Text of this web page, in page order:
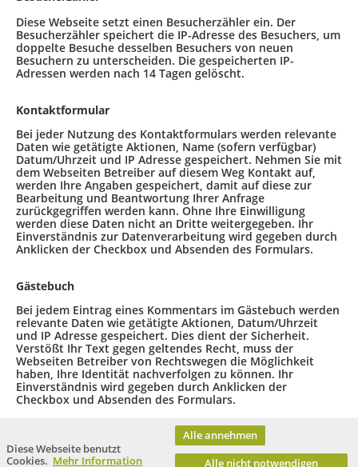
Diese Webseite setzt einen Besucherzähler ein. Der
Besucherzähler speichert die IP-Adresse des Besuchers, um
doppelte Besuche desselben Besuchers von neuen
Besuchern zu unterscheiden. Die gespeicherten IP-
Adressen werden nach 14 Tagen gelöscht.
Kontaktformular
Bei jeder Nutzung des Kontaktformulars werden relevante
Daten wie getätigte Aktionen, Name (sofern verfügbar)
Datum/Uhrzeit und IP Adresse gespeichert. Nehmen Sie mit
dem Webseiten Betreiber auf diesem Weg Kontakt auf,
werden Ihre Angaben gespeichert, damit auf diese zur
Bearbeitung und Beantwortung Ihrer Anfrage
zurückgegriffen werden kann. Ohne Ihre Einwilligung
werden diese Daten nicht an Dritte weitergegeben. Ihr
Einverständnis zur Datenverarbeitung wird gegeben durch
Anklicken der Checkbox und Absenden des Formulars.
Gästebuch
Bei jedem Eintrag eines Kommentars im Gästebuch werden
relevante Daten wie getätigte Aktionen, Datum/Uhrzeit
und IP Adresse gespeichert. Dies dient der Sicherheit.
Verstößt Ihr Text gegen geltendes Recht, muss der
Webseiten Betreiber von Rechtswegen die Möglichkeit
haben, Ihre Identität nachverfolgen zu können. Ihr
Einverständnis wird gegeben durch Anklicken der
Checkbox und Absenden des Formulars.
Diese Webseite benutzt
Cookies. Mehr Information
Alle annehmen
Alle nicht notwendigen